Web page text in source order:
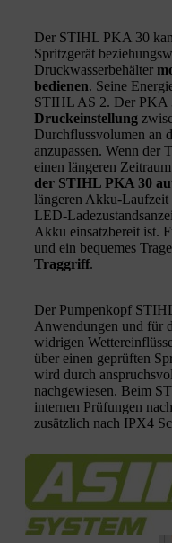
Der STIHL PKA 30
Spritzgerät
Druckwasserbehälter
bedienen. Seine
STIHL AS 2. Der PKA
Druckeinstellung
Durchflussvolumen an
anzupassen. Wenn der
einen längeren
der STIHL PKA 30
längeren Akku-Laufzeit
LED-
Akku einsatzbereit ist.
und ein bequemes
Traggriff.
Der Pumpenkopf
Anwendungen und für
widrigen
über einen geprüften
wird durch
nachgewiesen. Beim
internen Prüfungen
zusätzlich nach IPX4